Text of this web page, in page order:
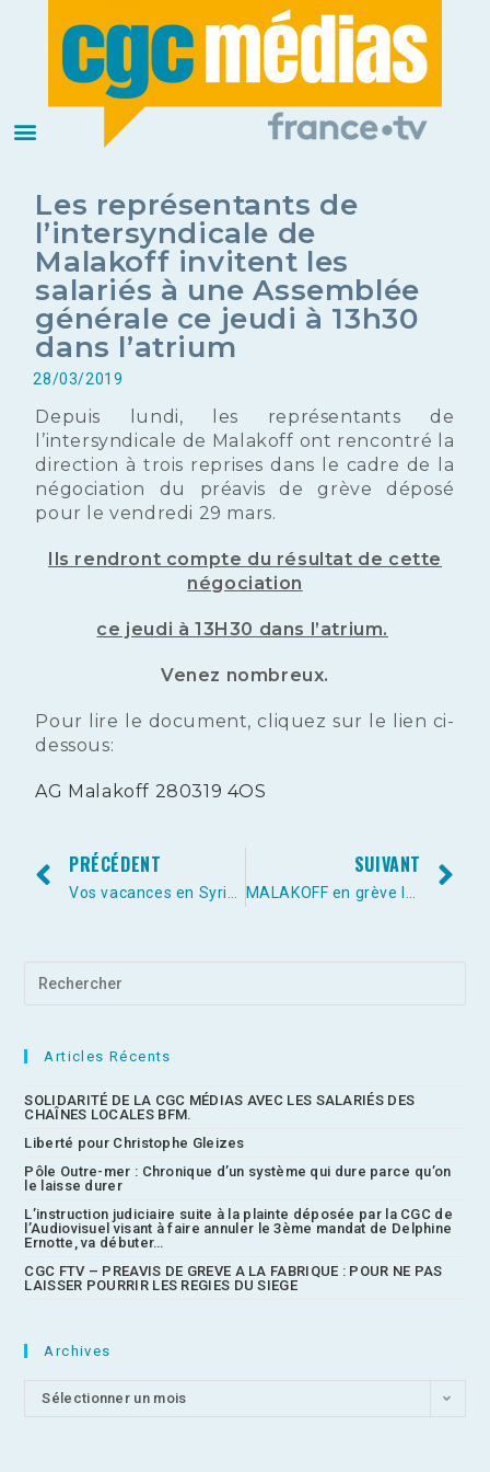
Les représentants de
l’intersyndicale de
Malakoff invitent les
salariés à une Assemblée
générale ce jeudi à 13h30
dans l’atrium
28/03/2019
Depuis lundi, les représentants de
l’intersyndicale de Malakoff ont rencontré la
direction à trois reprises dans le cadre de la
négociation du préavis de grève déposé
pour le vendredi 29 mars.
Ils rendront compte du résultat de cette
négociation
ce jeudi à 13H30 dans l’atrium.
Venez nombreux.
Pour lire le document, cliquez sur le lien ci-
dessous:
AG Malakoff 280319 4OS
PRÉCÉDENT SUIVANT
Articles Récents
SOLIDARITÉ DE LA CGC MÉDIAS AVEC LES SALARIÉS DES
CHAÎNES LOCALES BFM.
Liberté pour Christophe Gleizes
Pôle Outre-mer : Chronique d’un système qui dure parce qu’on
le laisse durer
L’instruction judiciaire suite à la plainte déposée par la CGC de
l’Audiovisuel visant à faire annuler le 3ème mandat de Delphine
Ernotte, va débuter…
CGC FTV – PREAVIS DE GREVE A LA FABRIQUE : POUR NE PAS
LAISSER POURRIR LES REGIES DU SIEGE
Archives
Sélectionner un mois